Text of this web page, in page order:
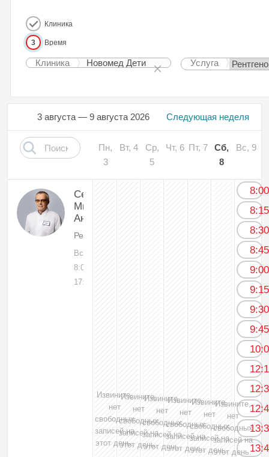
Клиника
3 Время
Клиника Новомед Дети Услуга
Следующая неделя
3 августа — 9 августа 2026
Пн,
3
Вт, 4
Ср,
5
Чт, 6 Пт, 7
Сб,
8
Вс, 9
Себякин
Михаил
Андриянович
Рентгенолог
Вс, 09
8:00-
17:00
Извините,
нет
свободных
записей на
этот день.
Извините,
нет
свободных
записей на
этот день.
Извините,
нет
свободных
записей на
этот день.
Извините,
нет
свободных
записей на
этот день.
Извините,
нет
свободных
записей на
этот день.
Извините,
нет
свободных
записей на
этот день.
8:00
8:15
8:30
8:45
9:00
9:15
9:30
9:45